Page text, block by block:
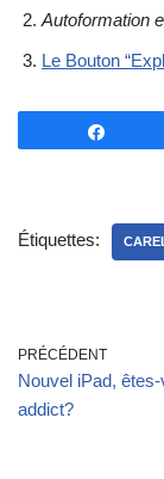
Autoformation
Le Bouton
Étiquettes:
PRÉCÉDENT
Nouvel iPad,
addict?